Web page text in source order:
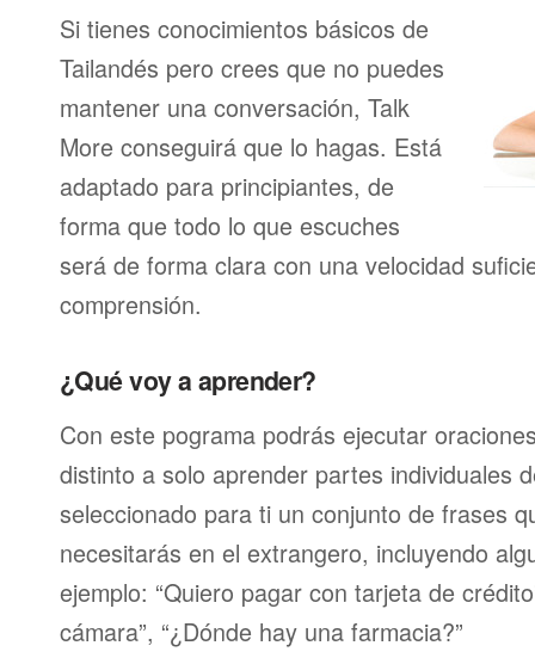
Si tienes conocimientos básicos de
Tailandés pero crees que no puedes
mantener una conversación, Talk
More conseguirá que lo hagas. Está
adaptado para principiantes, de
forma que todo lo que escuches
será de forma clara con una velocidad
comprensión.
¿Qué voy a aprender?
Con este pograma podrás ejecutar
distinto a solo aprender partes individuales
seleccionado para ti un conjunto de frases
necesitarás en el extrangero, incluyendo
ejemplo: “Quiero pagar con tarjeta de
cámara”, “¿Dónde hay una farmacia?”